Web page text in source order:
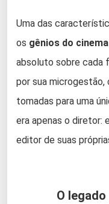
Uma das
os gênios do cinema
absoluto sobre cada
por sua microgestão,
tomadas para uma
era apenas o diretor:
editor de suas
O